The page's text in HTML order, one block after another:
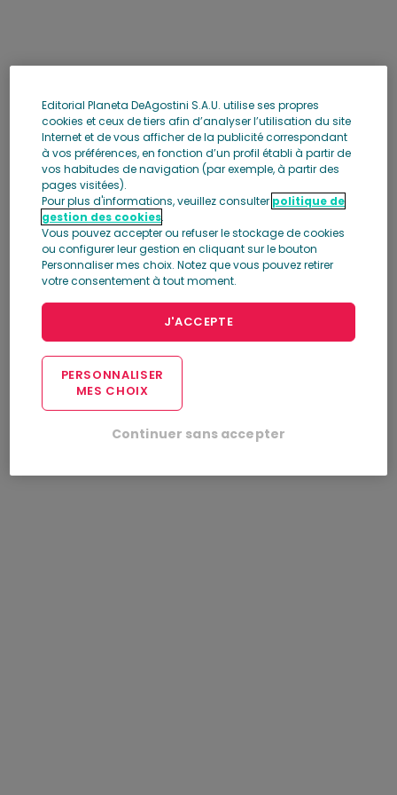
Editorial Planeta DeAgostini S.A.U. utilise ses propres
cookies et ceux de tiers afin d’analyser l’utilisation du site
Internet et de vous afficher de la publicité correspondant
à vos préférences, en fonction d’un profil établi à partir de
vos habitudes de navigation (par exemple, à partir des
pages visitées).
Pour plus d'informations, veuillez consulter politique de
gestion des cookies.
Vous pouvez accepter ou refuser le stockage de cookies
ou configurer leur gestion en cliquant sur le bouton
Personnaliser mes choix. Notez que vous pouvez retirer
votre consentement à tout moment.
J'ACCEPTE
PERSONNALISER
MES CHOIX
Continuer sans accepter